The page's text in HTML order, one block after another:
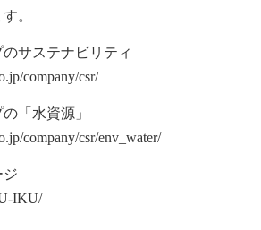
。
サステナビリティ
company/csr/
「水資源」
company/csr/env_water/
IKU/